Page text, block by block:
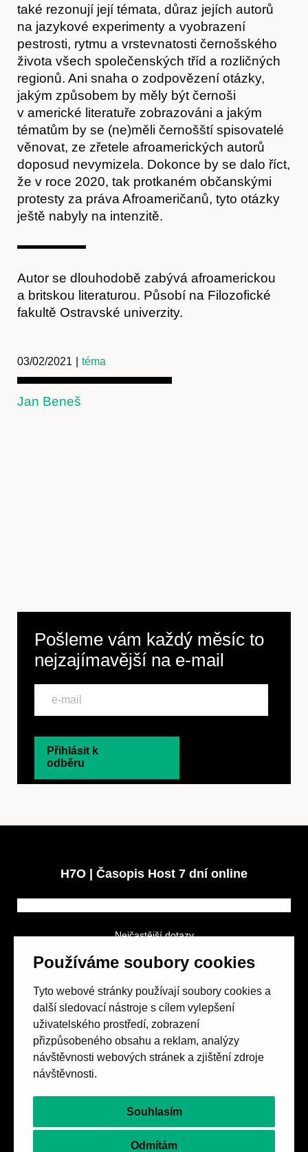
Používáme soubory cookies
Tyto webové stránky používají soubory cookies a
další sledovací nástroje s cílem vylepšení
uživatelského prostředí, zobrazení
přizpůsobeného obsahu a reklam, analýzy
návštěvnosti webových stránek a zjištění zdroje
návštěvnosti.
Souhlasím
Odmítám
také rezonují její témata, důraz jejích autorů
na jazykové experimenty a vyobrazení
pestrosti, rytmu a vrstevnatosti černošského
života všech společenských tříd a rozličných
regionů. Ani snaha o zodpovězení otázky,
jakým způsobem by měly být černoši
v americké literatuře zobrazováni a jakým
tématům by se (ne)měli černošští spisovatelé
věnovat, ze zřetele afroamerických autorů
doposud nevymizela. Dokonce by se dalo říct,
že v roce 2020, tak protkaném občanskými
protesty za práva Afroameričanů, tyto otázky
ještě nabyly na intenzitě.
Autor se dlouhodobě zabývá afroamerickou
a britskou literaturou. Působí na Filozofické
fakultě Ostravské univerzity.
03/02/2021 téma
Jan Beneš
Pošleme vám každý měsíc to
nejzajímavější na e-mail
Přihlásit k
odběru
H7O | Časopis Host 7 dní online
Nejčastější dotazy
Obchodní podmínky
Spolek přátel vydávání
657 42 Brno-střed
objednavky@casopishost.cz
+420 775 995 695